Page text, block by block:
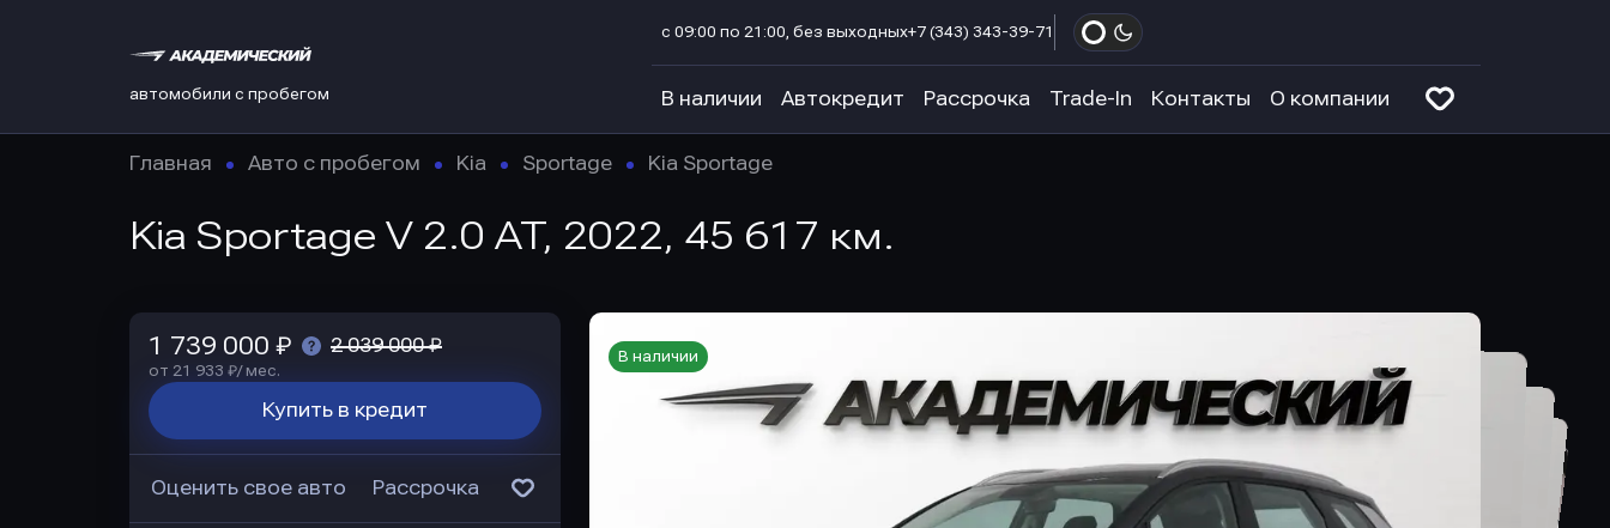
автомобили с пробегом
с 09:00 по 21:00, без выходных+7 (343) 343-39-71
В наличии Автокредит Рассрочка Trade-In Контакты О компании
Главная Авто с пробегом Kia Sportage Kia Sportage
Kia Sportage V 2.0 AT, 2022, 45 617 км.
В наличии
1 739 000 ₽ 2 039 000 ₽
от 21 933 ₽/ мес.
Купить в кредит
Оценить свое авто Рассрочка